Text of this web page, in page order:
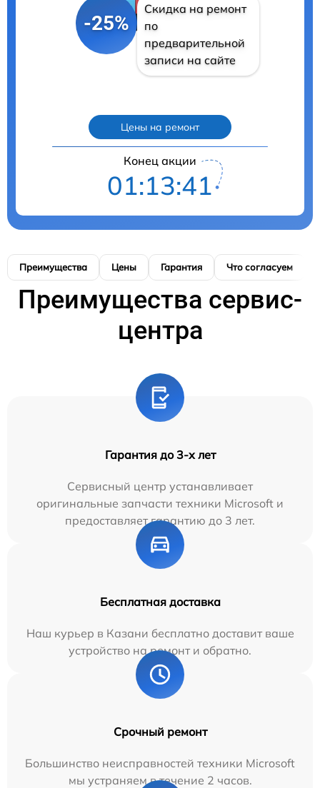
-25%
Скидка на ремонт
по
предварительной
записи на сайте
Цены на ремонт
Конец акции
01:13:40
Преимущества Цены Гарантия Что согласуем
Преимущества сервис-
центра
Гарантия до 3-х лет
Сервисный центр устанавливает
оригинальные запчасти техники Microsoft и
предоставляет гарантию до 3 лет.
Бесплатная доставка
Наш курьер в Казани бесплатно доставит ваше
устройство на ремонт и обратно.
Срочный ремонт
Большинство неисправностей техники Microsoft
мы устраняем в течение 2 часов.